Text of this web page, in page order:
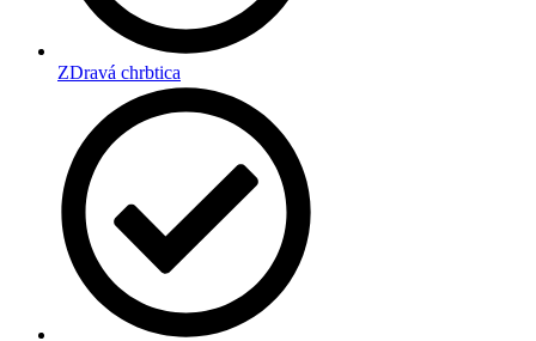
ZDravá chrbtica